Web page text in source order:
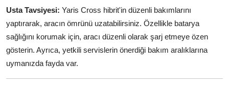
Usta Tavsiyesi: Yaris Cross hibrit'in düzenli bakımlarını
yaptırarak, aracın ömrünü uzatabilirsiniz. Özellikle batarya
sağlığını korumak için, aracı düzenli olarak şarj etmeye özen
gösterin. Ayrıca, yetkili servislerin önerdiği bakım aralıklarına
uymanızda fayda var.